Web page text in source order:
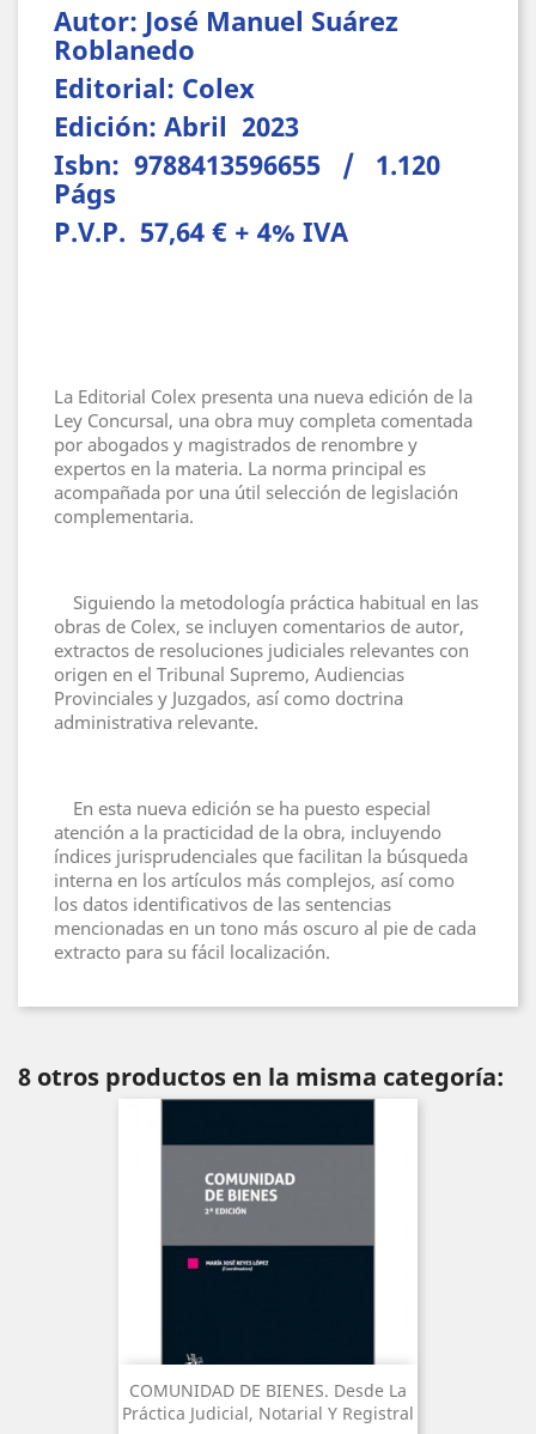
Autor: José Manuel Suárez
Roblanedo
Editorial: Colex
Edición: Abril 2023
Isbn: 9788413596655 / 1.120
Págs
P.V.P. 57,64 € + 4% IVA
La Editorial Colex presenta una nueva edición de la
Ley Concursal, una obra muy completa comentada
por abogados y magistrados de renombre y
expertos en la materia. La norma principal es
acompañada por una útil selección de legislación
complementaria.
Siguiendo la metodología práctica habitual en las
obras de Colex, se incluyen comentarios de autor,
extractos de resoluciones judiciales relevantes con
origen en el Tribunal Supremo, Audiencias
Provinciales y Juzgados, así como doctrina
administrativa relevante.
En esta nueva edición se ha puesto especial
atención a la practicidad de la obra, incluyendo
índices jurisprudenciales que facilitan la búsqueda
interna en los artículos más complejos, así como
los datos identificativos de las sentencias
mencionadas en un tono más oscuro al pie de cada
extracto para su fácil localización.
8 otros productos en la misma categoría:
COMUNIDAD DE BIENES. Desde La
Práctica Judicial, Notarial Y Registral